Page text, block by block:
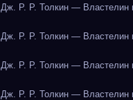
Дж. Р. Р. Толкин — Властелин
Дж. Р. Р. Толкин — Властелин
Дж. Р. Р. Толкин — Властелин
Дж. Р. Р. Толкин — Властелин